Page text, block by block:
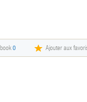
0 Ajouter aux